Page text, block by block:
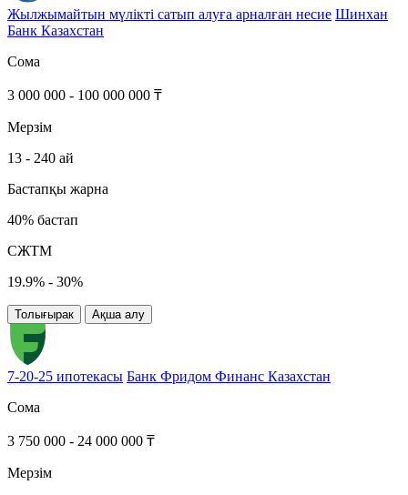
Жылжымайтын мүлікті сатып алуға арналған несие Шинхан
Банк Казахстан
Сома
3 000 000 - 100 000 000 ₸
Мерзім
13 - 240 ай
Бастапқы жарна
40% бастап
СЖТМ
19.9% - 30%
Толығырак Ақша алу
7-20-25 ипотекасы Банк Фридом Финанс Казахстан
Сома
3 750 000 - 24 000 000 ₸
Мерзім